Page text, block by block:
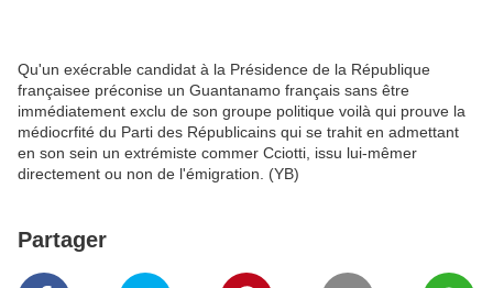
Qu'un exécrable candidat à la Présidence de la République
françaisee préconise un Guantanamo français sans être
immédiatement exclu de son groupe politique voilà qui prouve la
médiocrfité du Parti des Républicains qui se trahit en admettant
en son sein un extrémiste commer Cciotti, issu lui-mêmer
directement ou non de l'émigration. (YB)
Partager